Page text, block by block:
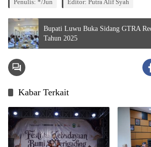
Penulis: */Jun Editor: Putra Alif Syah
Bupati Luwu Buka Sidang GTRA
Tahun 2025
Kabar Terkait